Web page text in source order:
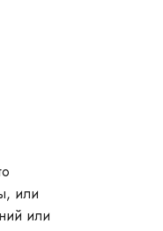
или
или